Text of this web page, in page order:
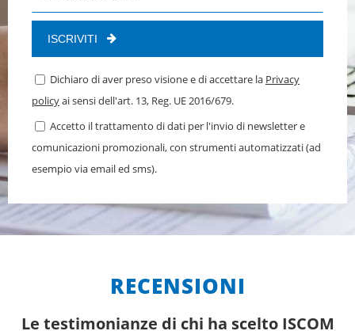
ISCRIVITI
Dichiaro di aver preso visione e di accettare la Privacy
policyai sensi dell'art. 13, Reg. UE 2016/679.
Accetto il trattamento di dati per l'invio di newsletter e
comunicazioni promozionali, con strumenti automatizzati (ad
esempio via email ed sms).
RECENSIONI
Le testimonianze di chi ha scelto ISCOM